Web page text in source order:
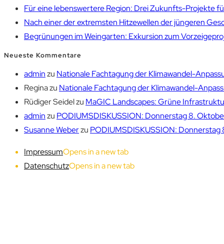
Für eine lebenswertere Region: Drei Zukunfts-Projekte
Nach einer der extremsten Hitzewellen der jüngeren
Begrünungen im Weingarten: Exkursion zum
Neueste Kommentare
adminzu Nationale Fachtagung der Klimawandel-
Reginazu Nationale Fachtagung der Klimawandel-
Rüdiger Seidelzu MaGIC Landscapes: Grüne
adminzu PODIUMSDISKUSSION: Donnerstag 8.
Susanne Weberzu PODIUMSDISKUSSION: Donnerstag
ImpressumOpens in a new tab
DatenschutzOpens in a new tab